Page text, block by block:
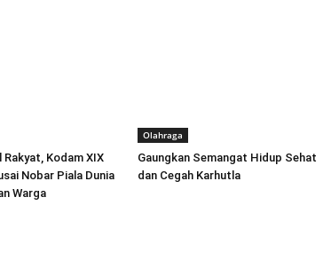
Kodam XIX
Nobar Piala Dunia
Warga
Olahraga
Gaungkan Semangat Hidup Sehat
dan Cegah Karhutla